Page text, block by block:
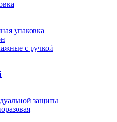
упаковка
с ручкой
защиты